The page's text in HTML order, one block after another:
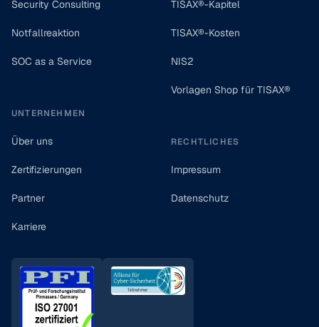
Security Consulting
Notfallreaktion
SOC as a Service
UNTERNEHMEN
Über uns
Zertifizierungen
Partner
Karriere
TISAX®-Kapitel
TISAX®-Kosten
NIS2
Vorlagen Shop für TISAX®
RECHTLICHES
Impressum
Datenschutz